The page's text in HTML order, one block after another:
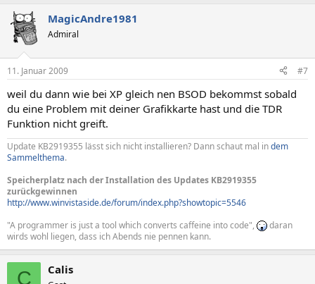
MagicAndre1981
Admiral
11. Januar 2009 #7
weil du dann wie bei XP gleich nen BSOD bekommst sobald
du eine Problem mit deiner Grafikkarte hast und die TDR
Funktion nicht greift.
Update KB2919355 lässt sich nicht installieren? Dann schaut mal indem
Sammelthema.
Speicherplatz nach der Installation des Updates KB2919355
zurückgewinnen
http://www.winvistaside.de/forum/index.php?showtopic=5546
"A programmer is just a tool which converts caffeine into code",
daran
wirds wohl liegen, dass ich Abends nie pennen kann.
C Calis